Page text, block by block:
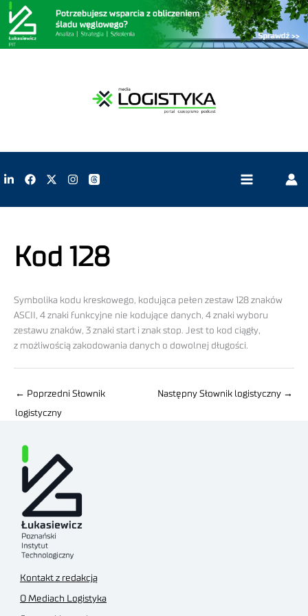
Kod 128
Symbolika kodu kreskowego, kodująca pełen zestaw 128 znaków
ASCII, 4 znaki funkcyjne nie kodujące danych, 4 znaki wyboru
zestawu znaków, 3 znaki start i znak stop. Jest to kod ciągły,
z możliwością zakodowania danych o dowolnej długości.
← Poprzedni Słownik
logistyczny
Następny Słownik logistyczny →
Kontakt z redakcją
O Mediach Logistyka